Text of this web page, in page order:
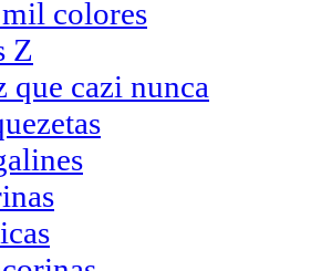
colores
Z
que cazi nunca